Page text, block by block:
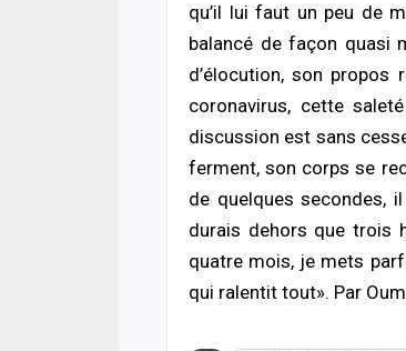
qu’il lui faut un peu de
balancé de façon quasi
d’élocution, son
coronavirus, cette
discussion est sans
ferment, son corps se
de quelques secondes,
durais dehors que trois
quatre mois, je mets
qui ralentit tout». Par